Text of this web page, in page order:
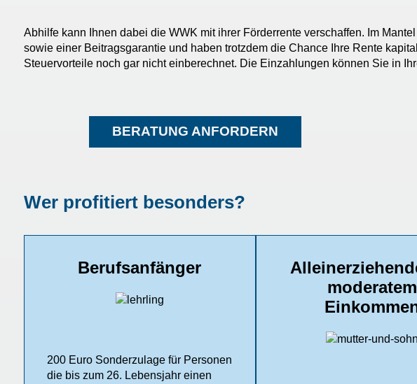
Abhilfe kann Ihnen dabei die WWK mit ihrer Förderrente verschaffen. Im
sowie einer Beitragsgarantie und haben trotzdem die Chance Ihre Rente
Steuervorteile noch gar nicht einberechnet. Die Einzahlungen können Sie in
BERATUNG ANFORDERN
Wer profitiert besonders?
Berufsanfänger
200 Euro Sonderzulage für Personen
die bis zum 26. Lebensjahr einen
moderatem